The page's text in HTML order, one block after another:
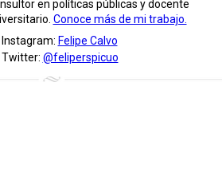
en políticas públicas y docente
Conoce más de mi trabajo.
Felipe Calvo
@feliperspicuo